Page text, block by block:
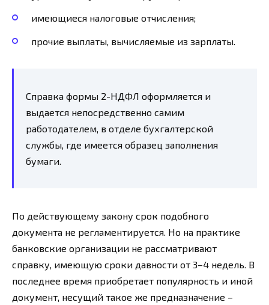
имеющиеся налоговые отчисления;
прочие выплаты, вычисляемые из зарплаты.
Справка формы 2-НДФЛ оформляется и
выдается непосредственно самим
работодателем, в отделе бухгалтерской
службы, где имеется образец заполнения
бумаги.
По действующему закону срок подобного
документа не регламентируется. Но на практике
банковские организации не рассматривают
справку, имеющую сроки давности от 3–4 недель. В
последнее время приобретает популярность и иной
документ, несущий такое же предназначение –